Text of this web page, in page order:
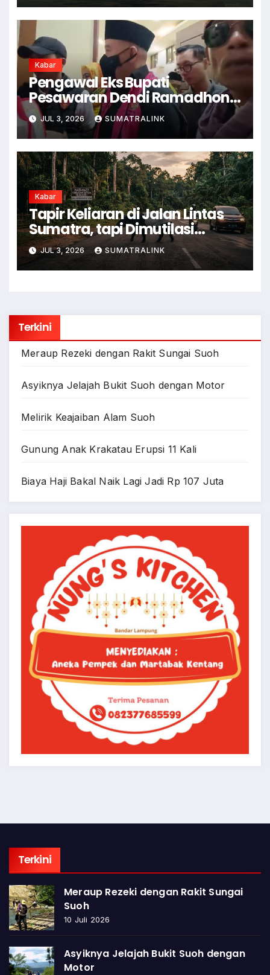
Kabar
Pengawal Eks Bupati
Pesawaran Dendi Ramadhona
Pukul Kamera Wartawan
JUL 3, 2026 SUMATRALINK
Kabar
Tapir Keliaran di Jalan Lintas
Sumatra, tapi Dimutilasi
Warga
JUL 3, 2026 SUMATRALINK
Terkini
Meraup Rezeki dengan Rakit Sungai Suoh
Asyiknya Jelajah Bukit Suoh dengan Motor
Melirik Keajaiban Alam Suoh
Gunung Anak Krakatau Erupsi 11 Kali
Biaya Haji Bakal Naik Lagi Jadi Rp 107 Juta
Terkini
Meraup Rezeki dengan Rakit Sungai
Suoh
10 Juli 2026
Asyiknya Jelajah Bukit Suoh dengan
Motor